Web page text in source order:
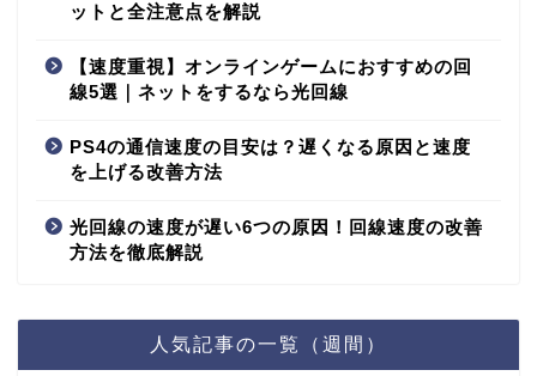
ットと全注意点を解説
【速度重視】オンラインゲームにおすすめの回
線5選｜ネットをするなら光回線
PS4の通信速度の目安は？遅くなる原因と速度
を上げる改善方法
光回線の速度が遅い6つの原因！回線速度の改善
方法を徹底解説
人気記事の一覧（週間）